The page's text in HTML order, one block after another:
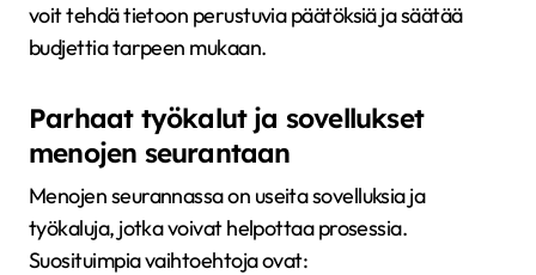
voit tehdä tietoon perustuvia päätöksiä ja säätää
budjettia tarpeen mukaan.
Parhaat työkalut ja sovellukset
menojen seurantaan
Menojen seurannassa on useita sovelluksia ja
työkaluja, jotka voivat helpottaa prosessia.
Suosituimpia vaihtoehtoja ovat: